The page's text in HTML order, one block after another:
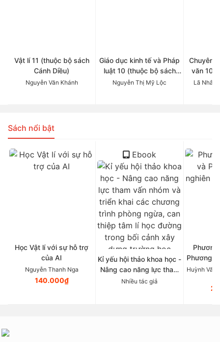
Vật lí 11 (thuộc bộ sách
Cánh Diều)
Nguyễn Văn Khánh
Giáo dục kinh tế và Pháp
luật 10 (thuộc bộ sách
Cánh Diều)
Nguyễn Thị Mỹ Lộc
Chuyên
văn 10
Lã
Sách nổi bật
Học Vật lí với sự hỗ trợ
của AI
Nguyễn Thanh Nga
140.000₫
Ebook
Kỉ yếu hội thảo khoa học -
Nâng cao năng lực tham
vấn nhóm và triển khai
Nhiều tác giả
Phương
Huỳnh Văn